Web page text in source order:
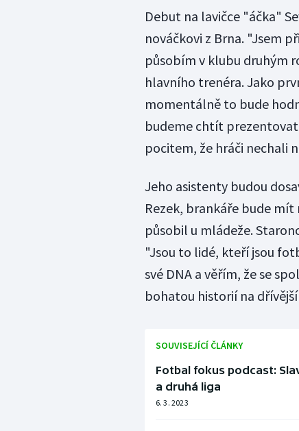
Debut na lavičce "áčka"
nováčkovi z Brna. "Jsem
působím v klubu druhým
hlavního trenéra. Jako
momentálně to bude
budeme chtít prezentovat
pocitem, že hráči nechali
Jeho asistenty budou
Rezek, brankáře bude
působil u mládeže.
"Jsou to lidé, kteří jsou
své DNA a věřím, že se
bohatou historií na
SOUVISEJÍCÍ ČLÁNKY
Fotbal fokus podcast:
a druhá liga
6. 3. 2023